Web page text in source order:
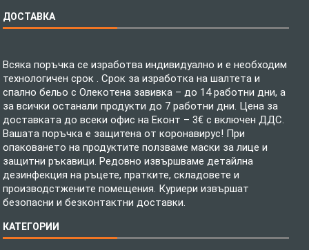
ДОСТАВКА
Всяка поръчка се изработва индивидуално и е необходим
технологичен срок . Срок за изработка на шалтета и
спално бельо с Олекотена завивка – до 14 работни дни, а
за всички останали продукти до 7 работни дни. Цена за
доставката до всеки офис на Еконт – 3€ с включен ДДС.
Вашата поръчка е защитена от коронавирус! При
опаковането на продуктите ползваме маски за лице и
защитни ръкавици. Редовно извършваме детайлна
дезинфекция на ръцете, пратките, складовете и
производстжените помещения. Куриери извършат
безопасни и безконтактни доставки.
КАТЕГОРИИ